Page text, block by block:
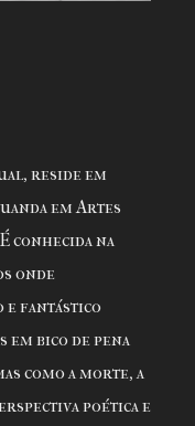
reside em
em Artes
conhecida na
onde
e fantástico
bico de pena
como a morte, a
poética e